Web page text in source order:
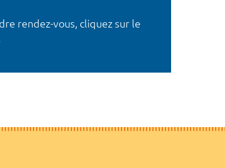
rendez-vous, cliquez sur le